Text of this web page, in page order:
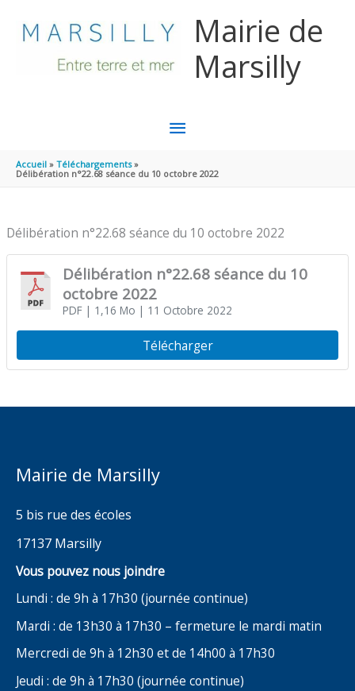
Mairie de
Marsilly
MENU
PRINCIPAL
Accueil
Téléchargements
Délibération n°22.68 séance du 10 octobre 2022
Délibération n°22.68 séance du 10 octobre 2022
Délibération n°22.68 séance du 10
octobre 2022
PDF| 1,16 Mo | 11 Octobre 2022
Télécharger
Mairie de Marsilly
5 bis rue des écoles
17137 Marsilly
Vous pouvez nous joindre
Lundi : de 9h à 17h30 (journée continue)
Mardi : de 13h30 à 17h30 – fermeture le mardi matin
Mercredi de 9h à 12h30 et de 14h00 à 17h30
Jeudi : de 9h à 17h30 (journée continue)